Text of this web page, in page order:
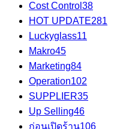
Cost Control 38
HOT UPDATE281
Luckyglass11
Makro45
Marketing84
Operation102
SUPPLIER35
Up Selling46
ก่อนเปิดร้าน106